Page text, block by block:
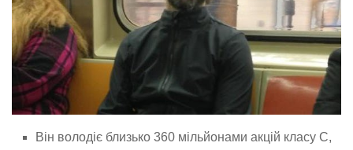
Він володіє близько 360 мільйонами акцій класу C,